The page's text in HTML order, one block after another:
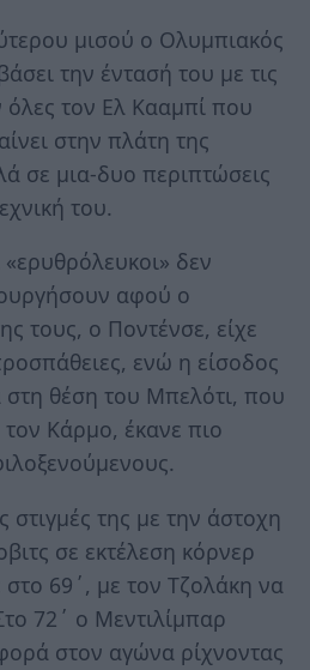
μισού ο Ολυμπιακός
την έντασή του με τις
τον Ελ Κααμπί που
στην πλάτη της
σε μια-δυο περιπτώσεις
του.
δεν
αφού ο
τους, ο Ποντένσε, είχε
ενώ η είσοδος
θέση του Μπελότι, που
Κάρμο, έκανε πιο
στιγμές της με την άστοχη
σε εκτέλεση κόρνερ
69΄, με τον Τζολάκη να
72΄ ο Μεντιλίμπαρ
στον αγώνα ρίχνοντας